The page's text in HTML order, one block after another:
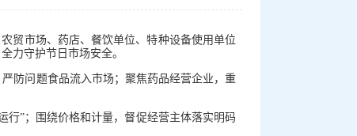
贸市场、药店、餐饮单位、特种设备使用单位
力守护节日市场安全。
防问题食品流入市场；聚焦药品经营企业，重
”；围绕价格和计量，督促经营主体落实明码